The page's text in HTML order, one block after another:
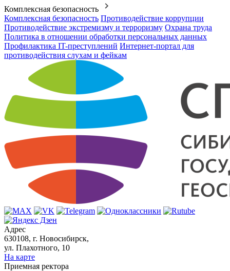
Комплексная безопасность
Комплексная безопасность Противодействие коррупции
Противодействие экстремизму и терроризму Охрана труда
Политика в отношении обработки персональных данных
Профилактика IT-преступлений Интернет-портал для
противодействия слухам и фейкам
Адрес
630108, г. Новосибирск,
ул. Плахотного, 10
На карте
Приемная ректора